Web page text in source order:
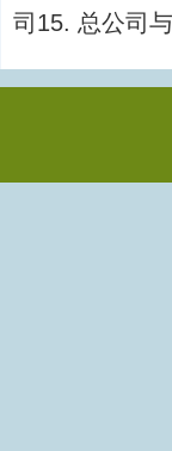
司15. 总公司